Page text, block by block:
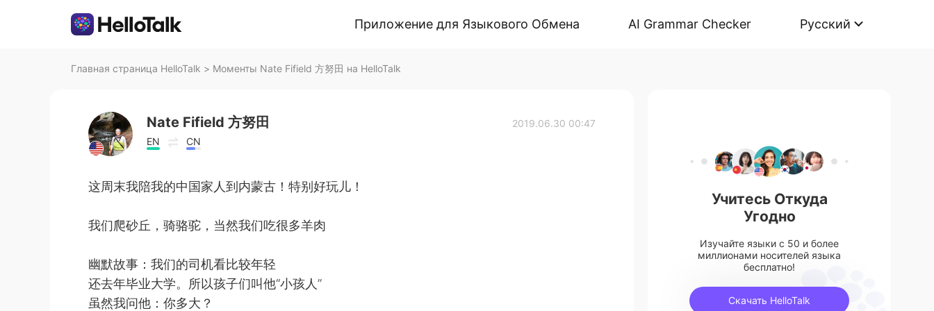
Приложение для Языкового Обмена AI Grammar Checker Русский
Главная страница HelloTalk > Моменты Nate Fifield 方努田 на HelloTalk
Nate Fifield 方努田
EN CN
2019.06.30 00:47
这周末我陪我的中国家人到内蒙古！特别好玩儿！
我们爬砂丘，骑骆驼，当然我们吃很多羊肉
幽默故事：我们的司机看比较年轻
还去年毕业大学。所以孩子们叫他“小孩人”
虽然我问他：你多大？
Учитесь Откуда
Угодно
Изучайте языки с 50 и более
миллионами носителей языка
бесплатно!
Скачать HelloTalk